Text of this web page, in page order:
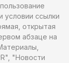
условии ссылки
открытая
абзаце на
"Новости